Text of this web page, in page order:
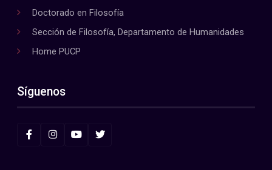
Doctorado en Filosofía
Sección de Filosofía, Departamento de Humanidades
Home PUCP
Síguenos